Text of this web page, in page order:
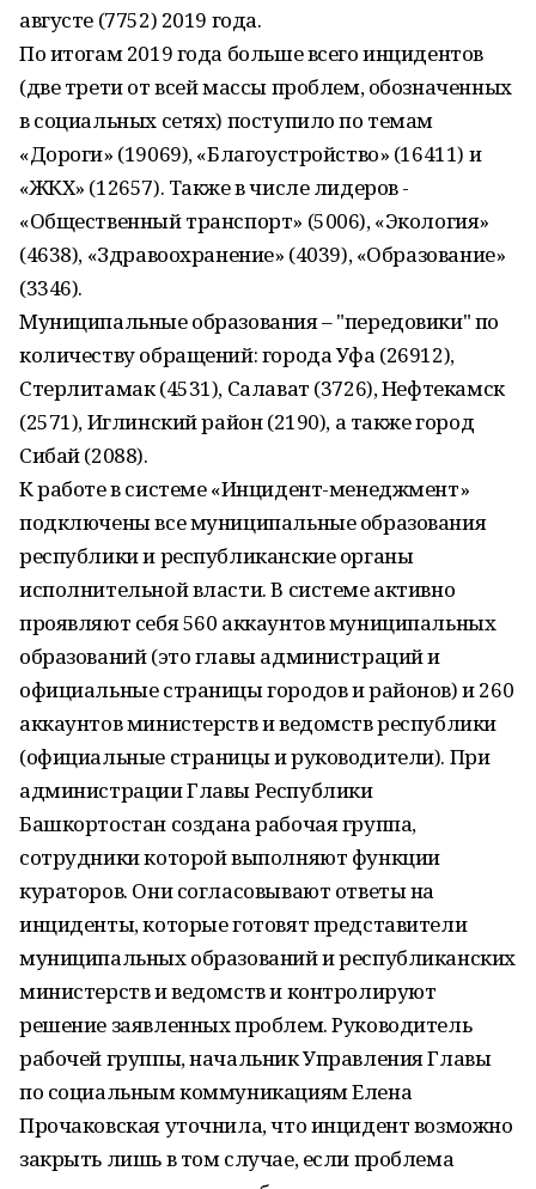
августе (7752) 2019 года.
По итогам 2019 года больше всего инцидентов
(две трети от всей массы проблем, обозначенных
в социальных сетях) поступило по темам
«Дороги» (19069), «Благоустройство» (16411) и
«ЖКХ» (12657). Также в числе лидеров -
«Общественный транспорт» (5006), «Экология»
(4638), «Здравоохранение» (4039), «Образование»
(3346).
Муниципальные образования – "передовики" по
количеству обращений: города Уфа (26912),
Стерлитамак (4531), Салават (3726), Нефтекамск
(2571), Иглинский район (2190), а также город
Сибай (2088).
К работе в системе «Инцидент-менеджмент»
подключены все муниципальные образования
республики и республиканские органы
исполнительной власти. В системе активно
проявляют себя 560 аккаунтов муниципальных
образований (это главы администраций и
официальные страницы городов и районов) и 260
аккаунтов министерств и ведомств республики
(официальные страницы и руководители). При
администрации Главы Республики
Башкортостан создана рабочая группа,
сотрудники которой выполняют функции
кураторов. Они согласовывают ответы на
инциденты, которые готовят представители
муниципальных образований и республиканских
министерств и ведомств и контролируют
решение заявленных проблем. Руководитель
рабочей группы, начальник Управления Главы
по социальным коммуникациям Елена
Прочаковская уточнила, что инцидент возможно
закрыть лишь в том случае, если проблема